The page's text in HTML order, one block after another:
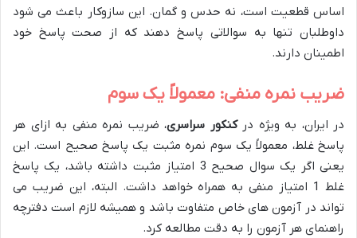
اساس قطعیت است، نه حدس و گمان. این سازوکار باعث می شود
داوطلبان تنها به سوالاتی پاسخ دهند که از صحت پاسخ خود
اطمینان دارند.
ضریب نمره منفی: معمولاً یک سوم
در ایران، به ویژه درکنکور سراسری، ضریب نمره منفی به ازای هر
پاسخ غلط، معمولاً یک سوم نمره مثبت یک پاسخ صحیح است. این
یعنی اگر یک سوال صحیح 3 امتیاز مثبت داشته باشد، یک پاسخ
غلط 1 امتیاز منفی به همراه خواهد داشت. البته، این ضریب می
تواند در آزمون های خاص متفاوت باشد و همیشه لازم است دفترچه
راهنمای هر آزمون را به دقت مطالعه کرد.